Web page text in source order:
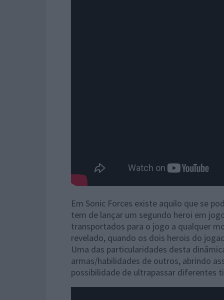
Em Sonic Forces existe aquilo que se
tem de lançar um segundo heroi em
transportados para o jogo a qualquer
revelado, quando os dois herois do
Uma das particularidades desta
armas/habilidades de outros, abrindo
possibilidade de ultrapassar diferentes